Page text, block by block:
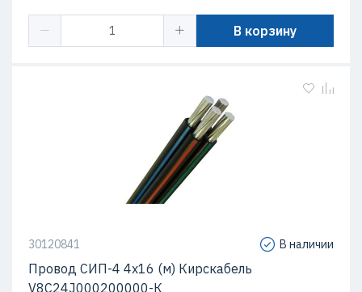
В корзину
30120841 В наличии
Провод СИП-4 4х16 (м) Кирскабель
V8C24J000200000-К